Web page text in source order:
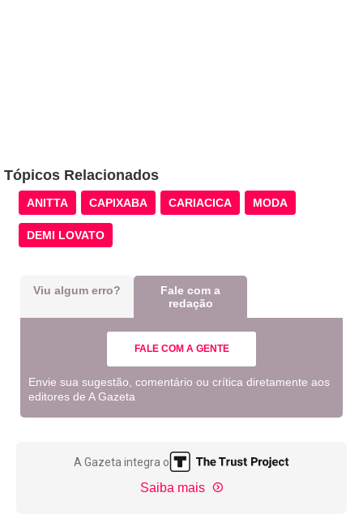
Tópicos Relacionados
ANITTA CAPIXABA CARIACICA MODA
DEMI LOVATO
Viu algum erro?
Fale com a
redação
FALE COM A GENTE
Envie sua sugestão, comentário ou crítica diretamente aos
editores de A Gazeta
A Gazeta integra o
Saiba mais